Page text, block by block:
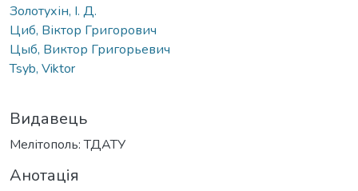
Золотухін, І. Д.
Циб, Віктор Григорович
Цыб, Виктор Григорьевич
Tsyb, Viktor
Видавець
Мелітополь: ТДАТУ
Анотація